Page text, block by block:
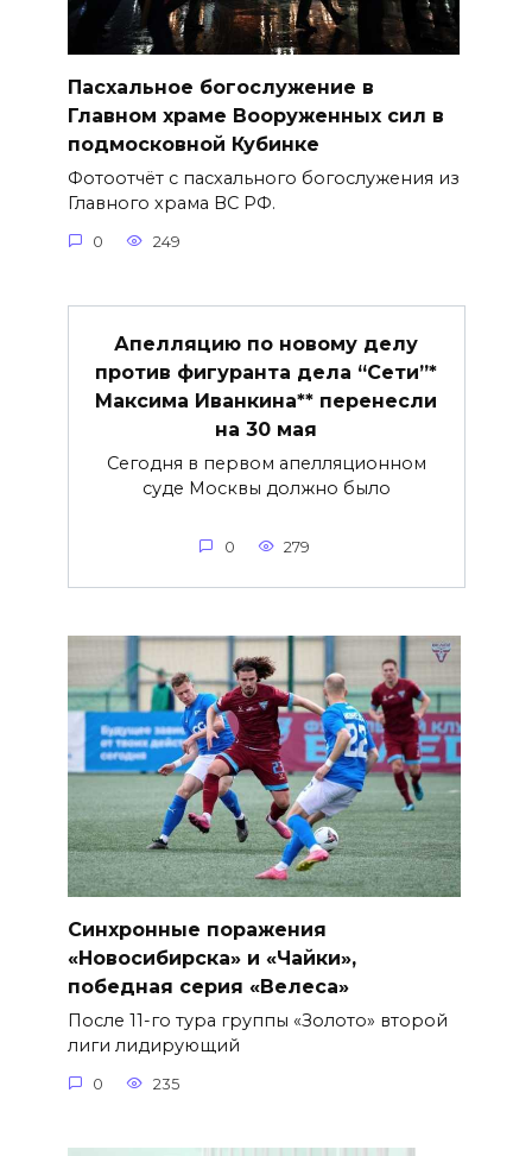
Пасхальное богослужение в
Главном храме Вооруженных сил в
подмосковной Кубинке
Фотоотчёт с пасхального богослужения из
Главного храма ВС РФ.
0 249
Апелляцию по новому делу
против фигуранта дела “Сети”*
Максима Иванкина** перенесли
на 30 мая
Сегодня в первом апелляционном
суде Москвы должно было
0 279
Синхронные поражения
«Новосибирска» и «Чайки»,
победная серия «Велеса»
После 11-го тура группы «Золото» второй
лиги лидирующий
0 235